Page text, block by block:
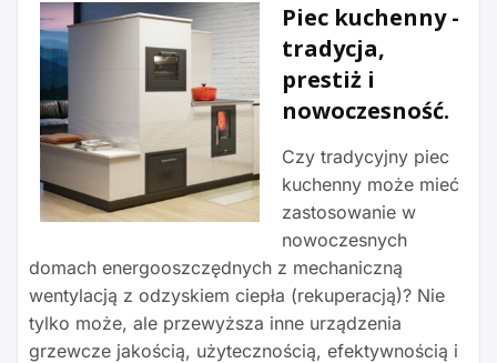
Piec kuchenny -
tradycja,
prestiż i
nowoczesność.
Czy tradycyjny piec
kuchenny może mieć
zastosowanie w
nowoczesnych
domach energooszczędnych z mechaniczną
wentylacją z odzyskiem ciepła (rekuperacją)? Nie
tylko może, ale przewyższa inne urządzenia
grzewcze jakością, użytecznością, efektywnością i